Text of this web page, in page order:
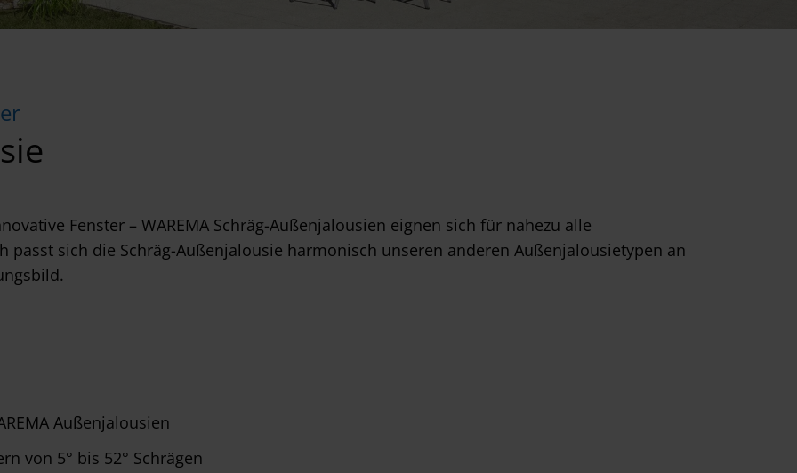
Fenster – WAREMA Schräg-Außenjalousien eignen sich für nahezu alle
passt sich die Schräg-Außenjalousie harmonisch unseren anderen Außenjalousietypen an
Außenjalousien
von 5° bis 52° Schrägen